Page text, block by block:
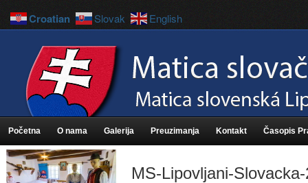
Početna O nama Galerija Preuzimanja Kontakt Časopis
MS-Lipovljani-
Croatian Slovak English